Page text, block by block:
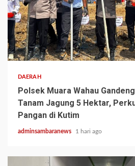
2 min read
DAERAH
Polsek Muara Wahau
Tanam Jagung 5 Hektar,
Pangan di Kutim
adminsambaranews 1 hari ago